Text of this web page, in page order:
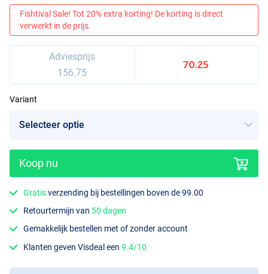
Fishtival Sale! Tot 20% extra korting! De korting is direct
verwerkt in de prijs.
Adviesprijs
156.75
70.25
Variant
Koop nu
Gratisverzending bij bestellingen boven de 99.00
Retourtermijn van 50 dagen
Gemakkelijk bestellen met of zonder account
Klanten geven Visdeal een9.4/10